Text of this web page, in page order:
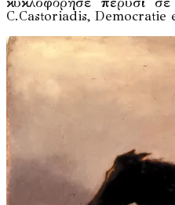
C.Castoriadis, Democratie